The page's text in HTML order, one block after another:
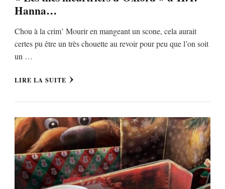
Hanna…
Chou à la crim’ Mourir en mangeant un scone, cela aurait
certes pu être un très chouette au revoir pour peu que l’on soit
un …
LIRE LA SUITE